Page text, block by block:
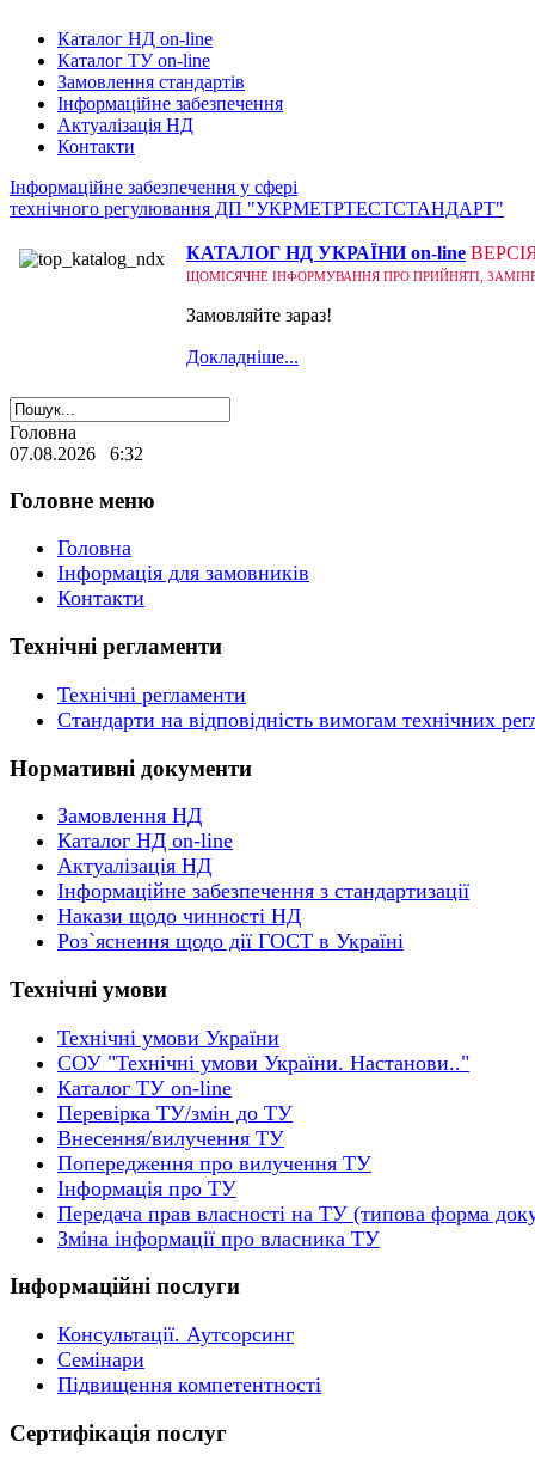
Каталог НД on-line
Каталог ТУ on-line
Замовлення стандартів
Інформаційне забезпечення
Актуалізація НД
Контакти
Інформаційне забезпечення у сфері
технічного регулювання ДП "УКРМЕТРТЕСТСТАНДАРТ"
КАТАЛОГ НД УКРАЇНИ on-line
ЩОМІСЯЧНЕ ІНФОРМУВАННЯ ПРО ПРИЙНЯТІ,
Замовляйте зараз!
Докладніше...
Головна
07.08.2026 6:32
Головне меню
Головна
Інформація для замовників
Контакти
Технічні регламенти
Технічні регламенти
Стандарти на відповідність вимогам технічних
Нормативні документи
Замовлення НД
Каталог НД on-line
Актуалізація НД
Інформаційне забезпечення з стандартизації
Накази щодо чинності НД
Роз`яснення щодо дії ГОСТ в Україні
Технічні умови
Технічні умови України
СОУ "Технічні умови України. Настанови.."
Каталог ТУ on-line
Перевірка ТУ/змін до ТУ
Внесення/вилучення ТУ
Попередження про вилучення ТУ
Інформація про ТУ
Передача прав власності на ТУ (типова форма
Зміна інформації про власника ТУ
Інформаційні послуги
Консультації. Аутсорсинг
Семінари
Підвищення компетентності
Сертифікація послуг